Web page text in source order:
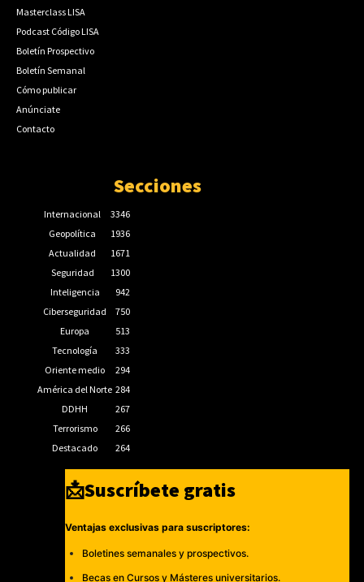
Masterclass LISA
Podcast Código LISA
Boletín Prospectivo
Boletín Semanal
Cómo publicar
Anúnciate
Contacto
Secciones
Internacional
3346
Geopolítica
1936
Actualidad
1671
Seguridad
1300
Inteligencia
942
Ciberseguridad
750
Europa
513
Tecnología
333
Oriente medio
294
América del Norte 284
DDHH
267
Terrorismo
266
Destacado
264
📩Suscríbete gratis
Ventajas exclusivas para suscriptores:
Boletines semanales y prospectivos.
Becas en Cursos y Másteres universitarios.